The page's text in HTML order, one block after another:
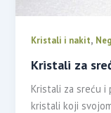
Kristali i nakit,
Kristali za
Kristali za sreću i
kristali koji